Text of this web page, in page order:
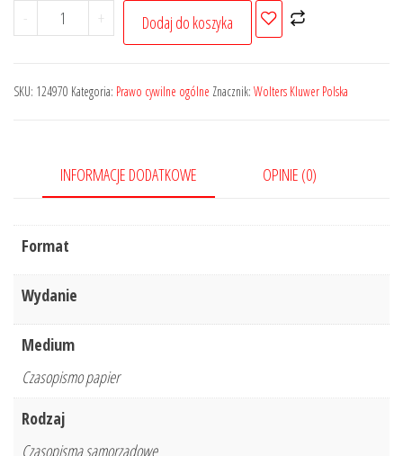
-
ilość
Orzecznictwo
Najwyższego.
+ Dodaj do koszyka
SKU: 124970 Kategoria: Prawo cywilne ogólne Znacznik: Wolters Kluwer Polska
INFORMACJE DODATKOWE OPINIE (0)
Format
Wydanie
Medium
Czasopismo papier
Rodzaj
Czasopisma samorządowe